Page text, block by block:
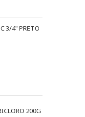
3/4" PRETO
200G